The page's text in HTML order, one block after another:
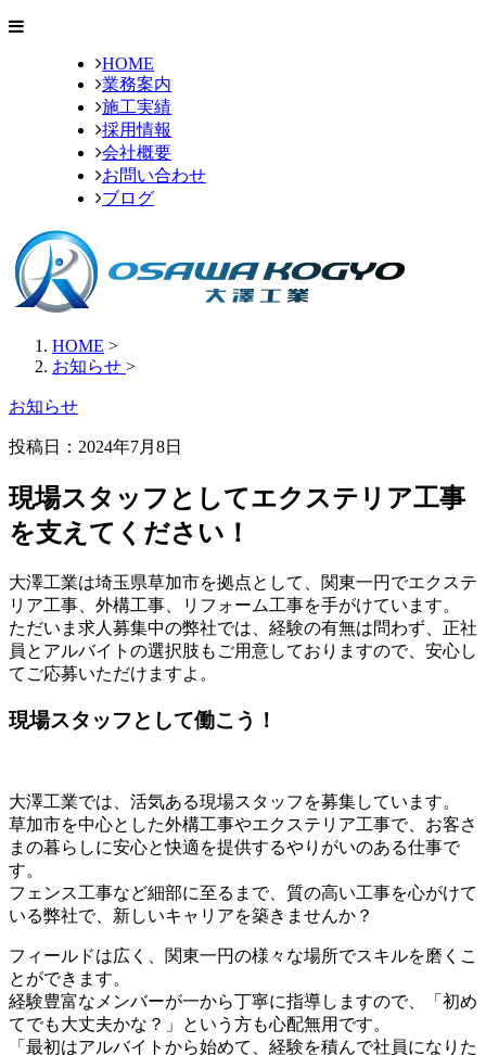
HOME
業務案内
施工実績
採用情報
会社概要
お問い合わせ
ブログ
HOME >
お知らせ >
お知らせ
投稿日：2024年7月8日
現場スタッフとしてエクステリア工事
を支えてください！
大澤工業は埼玉県草加市を拠点として、関東一円でエクステ
リア工事、外構工事、リフォーム工事を手がけています。
ただいま求人募集中の弊社では、経験の有無は問わず、正社
員とアルバイトの選択肢もご用意しておりますので、安心し
てご応募いただけますよ。
現場スタッフとして働こう！
大澤工業では、活気ある現場スタッフを募集しています。
草加市を中心とした外構工事やエクステリア工事で、お客さ
まの暮らしに安心と快適を提供するやりがいのある仕事で
す。
フェンス工事など細部に至るまで、質の高い工事を心がけて
いる弊社で、新しいキャリアを築きませんか？
フィールドは広く、関東一円の様々な場所でスキルを磨くこ
とができます。
経験豊富なメンバーが一から丁寧に指導しますので、「初め
てでも大丈夫かな？」という方も心配無用です。
「最初はアルバイトから始めて、経験を積んで社員になりた